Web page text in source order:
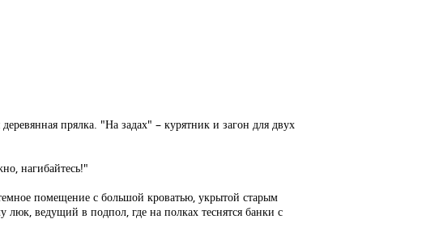
прялка. "На задах" – курятник и загон для двух
нагибайтесь!"
помещение с большой кроватью, укрытой старым
ведущий в подпол, где на полках теснятся банки с